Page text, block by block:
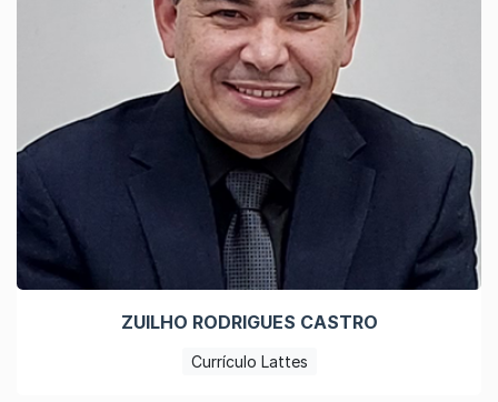
ZUILHO RODRIGUES CASTRO
Currículo Lattes